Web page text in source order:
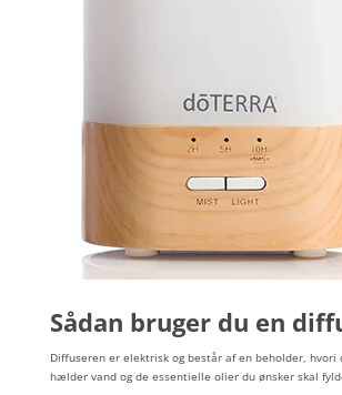
Sådan bruger du en
Diffuseren er elektrisk og består af en beholder, hvori
hælder vand og de essentielle olier du ønsker skal